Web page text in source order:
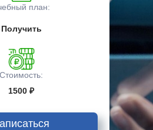
план:
Получить
Стоимость:
1500 ₽